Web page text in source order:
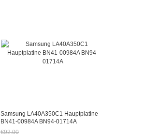
Samsung LA40A350C1 Hauptplatine
BN41-00984A BN94-01714A
€92.00